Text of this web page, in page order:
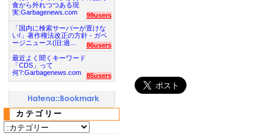
食から外れつつある現
実:Garbagenews.com
99users
「国内に検索サーバーが置けな
い!」著作権法改正の方針 - ガベ
ージニュース(旧:過...
86users
最近よく聞くキーワード
「CDS」って
何?:Garbagenews.com
85users
カテゴリー